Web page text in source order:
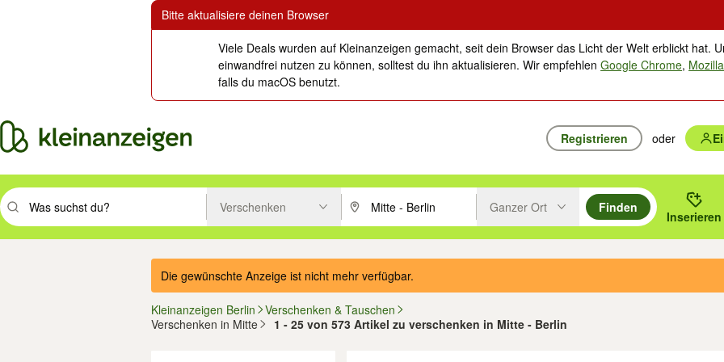
Bitte aktualisiere deinen Browser
Viele Deals wurden auf Kleinanzeigen gemacht, seit dein Browser das Licht der Welt erblickt hat.
einwandfrei nutzen zu können, solltest du ihn aktualisieren. Wir empfehlenGoogle Chrome,
falls du macOS benutzt.
Registrieren oder
Suchbegriff eingeben. Eingabetaste drücken um zu suchen, oder Vorschläge mit den Pfeiltasten nach oben/unten durchsuchen und mit
Verschenken PLZ oder Ort eingeben. Eingabetaste drücken um zu suchen, oder
Ganzer Ort
Finden
Inserieren
Die gewünschte Anzeige ist nicht mehr verfügbar.
Kleinanzeigen Berlin
Verschenken & Tauschen
Verschenken in Mitte
1 - 25 von 573 Artikel zu verschenken in Mitte - Berlin